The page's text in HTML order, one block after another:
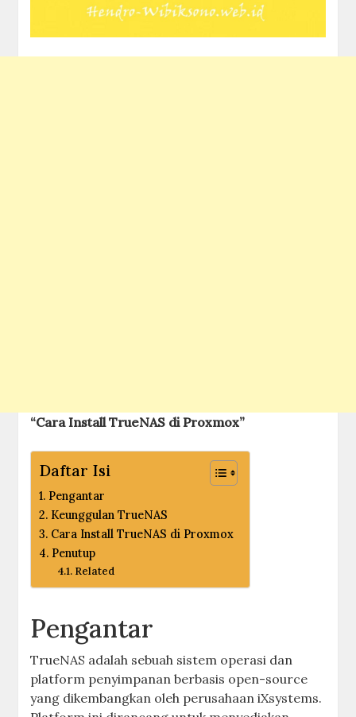
“Cara Install TrueNAS di Proxmox”
Daftar Isi
Pengantar
Keunggulan TrueNAS
Cara Install TrueNAS di Proxmox
Penutup
Related
Pengantar
TrueNAS adalah sebuah sistem operasi dan
platform penyimpanan berbasis open-source
yang dikembangkan oleh perusahaan iXsystems.